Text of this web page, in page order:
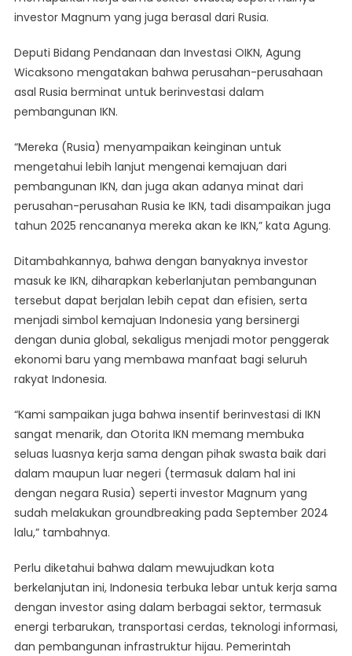
investor Magnum yang juga berasal dari Rusia.
Deputi Bidang Pendanaan dan Investasi OIKN, Agung
Wicaksono mengatakan bahwa perusahan-perusahaan
asal Rusia berminat untuk berinvestasi dalam
pembangunan IKN.
“Mereka (Rusia) menyampaikan keinginan untuk
mengetahui lebih lanjut mengenai kemajuan dari
pembangunan IKN, dan juga akan adanya minat dari
perusahan-perusahan Rusia ke IKN, tadi disampaikan juga
tahun 2025 rencananya mereka akan ke IKN,” kata Agung.
Ditambahkannya, bahwa dengan banyaknya investor
masuk ke IKN, diharapkan keberlanjutan pembangunan
tersebut dapat berjalan lebih cepat dan efisien, serta
menjadi simbol kemajuan Indonesia yang bersinergi
dengan dunia global, sekaligus menjadi motor penggerak
ekonomi baru yang membawa manfaat bagi seluruh
rakyat Indonesia.
“Kami sampaikan juga bahwa insentif berinvestasi di IKN
sangat menarik, dan Otorita IKN memang membuka
seluas luasnya kerja sama dengan pihak swasta baik dari
dalam maupun luar negeri (termasuk dalam hal ini
dengan negara Rusia) seperti investor Magnum yang
sudah melakukan groundbreaking pada September 2024
lalu,” tambahnya.
Perlu diketahui bahwa dalam mewujudkan kota
berkelanjutan ini, Indonesia terbuka lebar untuk kerja sama
dengan investor asing dalam berbagai sektor, termasuk
energi terbarukan, transportasi cerdas, teknologi informasi,
dan pembangunan infrastruktur hijau. Pemerintah